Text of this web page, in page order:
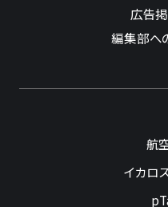
広告
編集部へ
航
イカロ